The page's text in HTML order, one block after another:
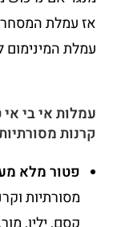
עמלת המינימום
עמלות אי בי
קרנות
פטור מלא